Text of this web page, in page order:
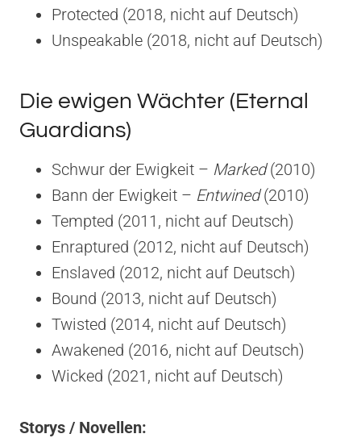
Protected (2018, nicht auf Deutsch)
Unspeakable (2018, nicht auf Deutsch)
Die ewigen Wächter (Eternal
Guardians)
Schwur der Ewigkeit – Marked(2010)
Bann der Ewigkeit – Entwined(2010)
Tempted (2011, nicht auf Deutsch)
Enraptured (2012, nicht auf Deutsch)
Enslaved (2012, nicht auf Deutsch)
Bound (2013, nicht auf Deutsch)
Twisted (2014, nicht auf Deutsch)
Awakened (2016, nicht auf Deutsch)
Wicked (2021, nicht auf Deutsch)
Storys / Novellen: